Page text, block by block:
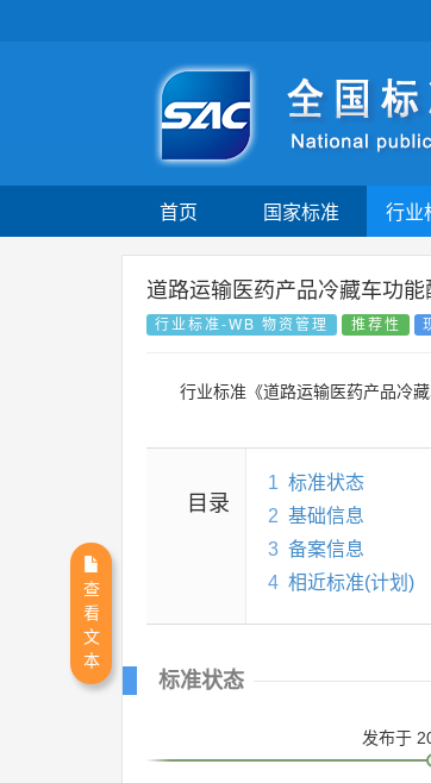
首页 国家标准 行业
道路运输医药产品冷藏车功
行业标准-WB 物资管理 推荐性
行业标准《道路运输医药产品冷
目录
1 标准状态
2 基础信息
3 备案信息
4 相近标准(计划)
标准状态
发布于
查
看
文
本